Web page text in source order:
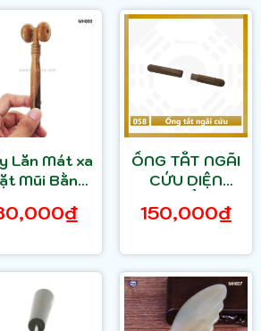
Lăn Mát xa
Mũi Bằng
thích các
& Trị
HAHANCO
ỐNG TẮT NGÃI
CỨU DIỆN
150,000₫